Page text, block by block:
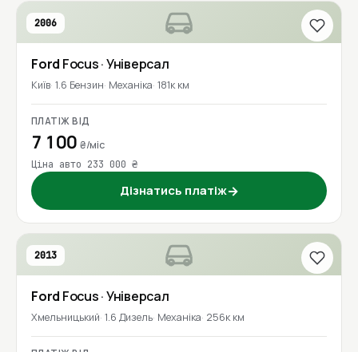
2006
Ford Focus· Універсал
Київ 1.6 Бензин Механіка 181к км
ПЛАТІЖ ВІД
7 100₴/міс
Ціна авто 233 000 ₴
Дізнатись платіж→
2013
Ford Focus· Універсал
Хмельницький 1.6 Дизель Механіка 256к км